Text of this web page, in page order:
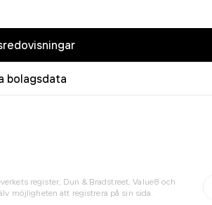
bolagsdata
register, Dun & Bradstreet, Value8 och
möjligheten att registrera på sin sida.